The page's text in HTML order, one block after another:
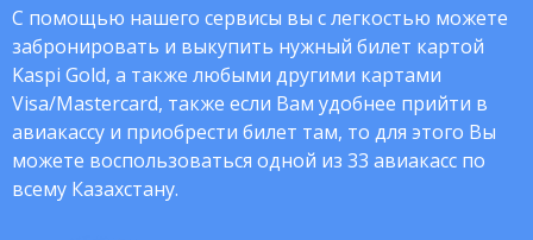
С помощью нашего сервисы вы с легкостью можете
забронировать и выкупить нужный билет картой
Kaspi Gold, а также любыми другими картами
Visa/Mastercard, также если Вам удобнее прийти в
авиакассу и приобрести билет там, то для этого Вы
можете воспользоваться одной из 33 авиакасс по
всему Казахстану.